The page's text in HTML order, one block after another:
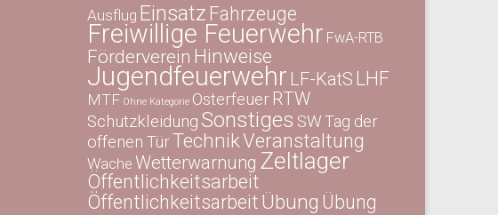
Ausflug Einsatz Fahrzeuge
Freiwillige Feuerwehr FwA-RTB
Förderverein Hinweise
Jugendfeuerwehr LF-KatS LHF
MTF Ohne Kategorie Osterfeuer RTW
SchutzkleidungSonstiges SWTag der
offenen TürTechnikVeranstaltung
Wache Wetterwarnung Zeltlager
Öffentlichkeitsarbeit
Öffentlichkeitsarbeit Übung Übung